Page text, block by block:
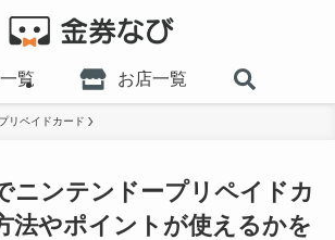
覧 お店一覧
リペイドカード
ニンテンドープリペイドカ
法やポイントが使えるかを